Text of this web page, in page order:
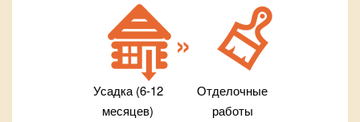
Усадка (6-12
месяцев)
Отделочные
работы